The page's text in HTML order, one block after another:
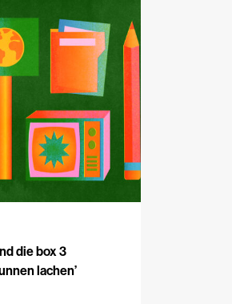
die box 3
lachen’